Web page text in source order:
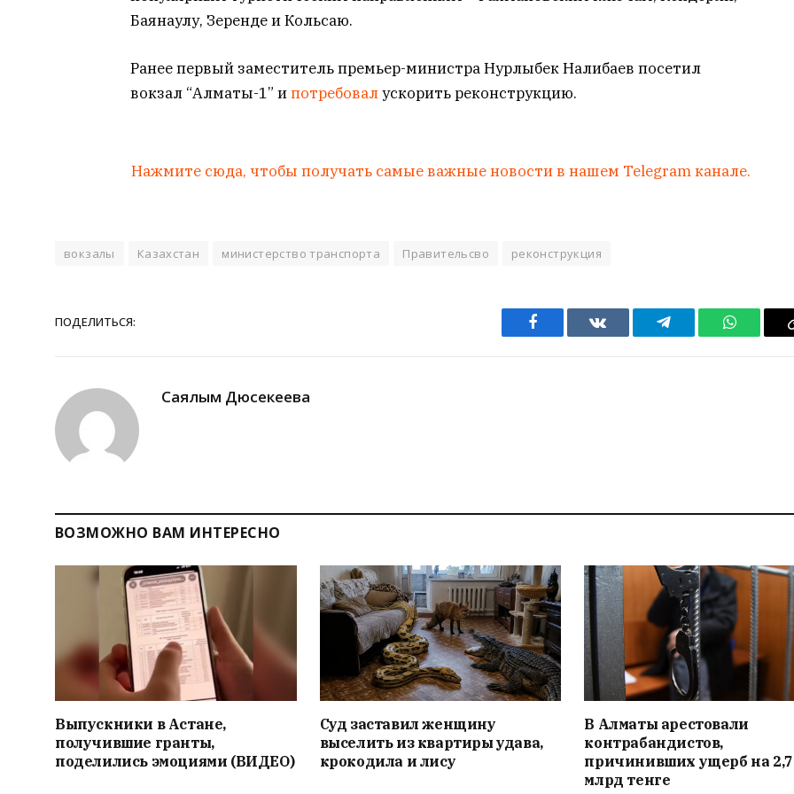
Баянаулу, Зеренде и Кольсаю.
Ранее первый заместитель премьер-министра Нурлыбек Налибаев посетил
вокзал “Алматы-1” ипотребовалускорить реконструкцию.
Нажмите сюда, чтобы получать самые важные новости в нашем Telegram канале.
вокзалы Казахстан министерство транспорта Правительсво реконструкция
ПОДЕЛИТЬСЯ:
Facebook VKontakteTelegram
Саялым Дюсекеева
ВОЗМОЖНО ВАМ ИНТЕРЕСНО
Выпускники в Астане,
получившие гранты,
поделились эмоциями (ВИДЕО)
Суд заставил женщину
выселить из квартиры удава,
крокодила и лису
В Алматы арестовали
контрабандистов,
причинивших ущерб на 2,7
млрд тенге